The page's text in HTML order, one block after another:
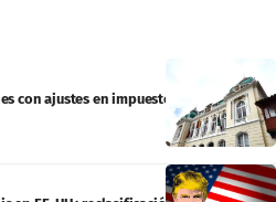
con ajustes en impuestos, presupuesto y